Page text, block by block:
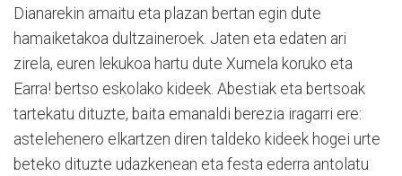
Dianarekin amaitu eta plazan bertan egin dute
hamaiketakoa dultzaineroek. Jaten eta edaten ari
zirela, euren lekukoa hartu dute Xumela koruko eta
Earra! bertso eskolako kideek. Abestiak eta bertsoak
tartekatu dituzte, baita emanaldi berezia iragarri ere:
astelehenero elkartzen diren taldeko kideek hogei urte
beteko dituzte udazkenean eta festa ederra antolatu